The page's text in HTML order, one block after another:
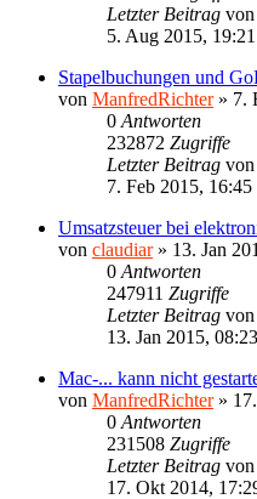
Letzter Beitrag von
5. Aug 2015, 19:21
Stapelbuchungen und
von ManfredRichter» 7.
0 Antworten
232872 Zugriffe
Letzter Beitrag von
7. Feb 2015, 16:45
Umsatzsteuer bei
von claudiar» 13. Jan
0 Antworten
247911 Zugriffe
Letzter Beitrag von
13. Jan 2015, 08:23
Mac-... kann nicht
von ManfredRichter»
0 Antworten
231508 Zugriffe
Letzter Beitrag von
17. Okt 2014,